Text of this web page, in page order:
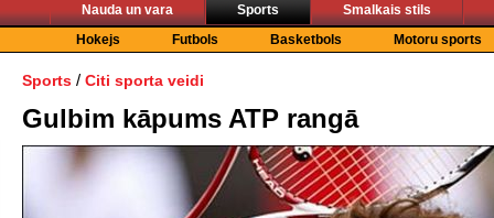
Nauda un vara Sports
Smalkais stils
Hokejs
Futbols Basketbols Motoru sports
Sports / Citi sporta veidi
Gulbim kāpums ATP rangā